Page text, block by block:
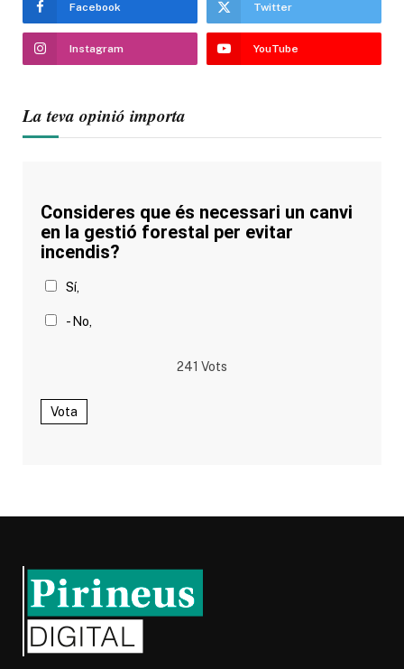
Facebook Twitter
Instagram YouTube
La teva opinió importa
Consideres que és necessari un canvi
en la gestió forestal per evitar
incendis?
Sí,
- No,
241 Vots
Vota